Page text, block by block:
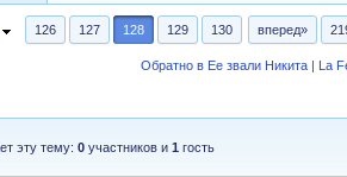
126 127 128 129 130 вперед»
Обратно в Ее звали Никита | La
эту тему:0 участников и1 гость